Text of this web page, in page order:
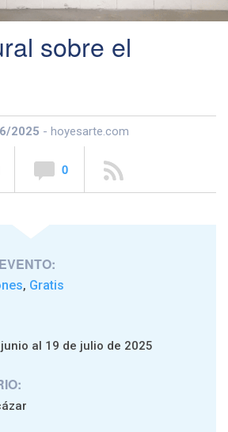
sobre el
2025 - hoyesarte.com
0
, Gratis
al 19 de julio de 2025